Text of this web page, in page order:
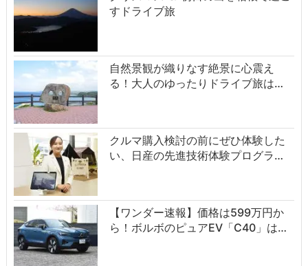
すドライブ旅
自然景観が織りなす絶景に心震え
る！大人のゆったりドライブ旅は…
クルマ購入検討の前にぜひ体験した
い、日産の先進技術体験プログラ…
【ワンダー速報】価格は599万円か
ら！ボルボのピュアEV「C40」は…